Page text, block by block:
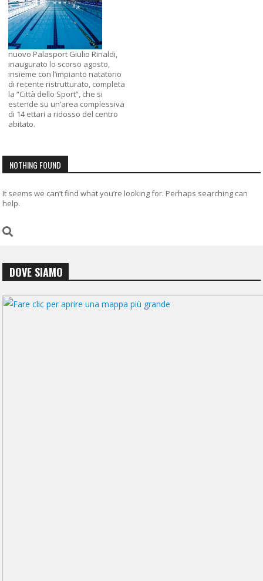
nuovo Palasport Giulio Rinaldi,
inaugurato lo scorso agosto,
insieme con l’impianto natatorio
di recente ristrutturato, completa
la “Città dello Sport”, che si
estende su un’area complessiva
di 14 ettari a ridosso del centro
abitato.
NOTHING FOUND
It seems we can’t find what you’re looking for. Perhaps searching can
help.
DOVE SIAMO